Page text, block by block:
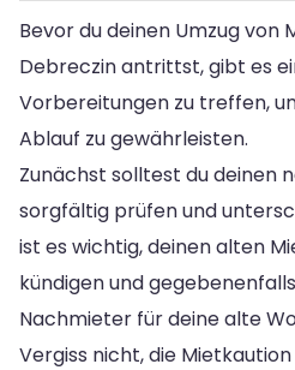
Bevor du deinen Umzug von
Debreczin antrittst, gibt es
Vorbereitungen zu treffen,
Ablauf zu gewährleisten.
Zunächst solltest du deinen
sorgfältig prüfen und
ist es wichtig, deinen alten
kündigen und
Nachmieter für deine alte
Vergiss nicht, die